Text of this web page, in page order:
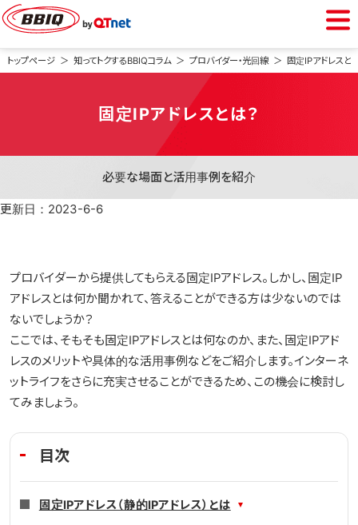
BBIQをご利用中の方
会員専用ページ
Webメール
BBIQをご検討中の方
光電話
光テレビ
トップページ 知ってトクするBBIQコラム プロバイダー・光回線 固定IPアドレスと
固定IPアドレスとは？
必要な場面と活用事例を紹介
更新日：2023-6-6
プロバイダーから提供してもらえる固定IPアドレス。しかし、固定IP
アドレスとは何か聞かれて、答えることができる方は少ないのでは
ないでしょうか？
ここでは、そもそも固定IPアドレスとは何なのか、また、固定IPアド
レスのメリットや具体的な活用事例などをご紹介します。インターネ
ットライフをさらに充実させることができるため、この機会に検討し
てみましょう。
目次
固定IPアドレス（静的IPアドレス）とは